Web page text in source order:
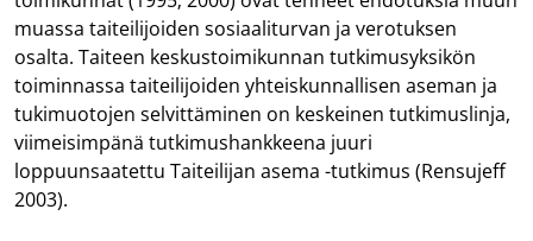
muassa taiteilijoiden sosiaaliturvan ja verotuksen
osalta. Taiteen keskustoimikunnan tutkimusyksikön
toiminnassa taiteilijoiden yhteiskunnallisen aseman ja
tukimuotojen selvittäminen on keskeinen tutkimuslinja,
viimeisimpänä tutkimushankkeena juuri
loppuunsaatettu Taiteilijan asema -tutkimus (Rensujeff
2003).